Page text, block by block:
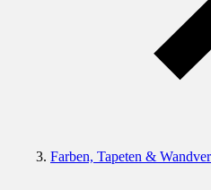
Farben, Tapeten &